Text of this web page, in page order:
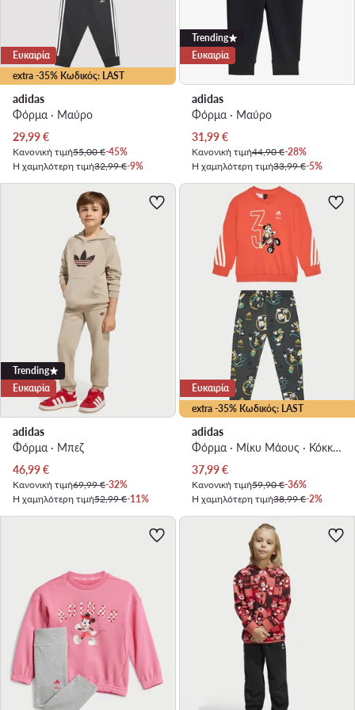
extra -35% Κωδικός: LAST
Ευκαιρία
adidas
Φόρμα · Μαύρο
Τρέχουσα τιμή
29,99€
Κανονική τιμή55,00 €-45%
Η χαμηλότερη τιμή32,99 €-9%
Trending
Ευκαιρία
adidas
Φόρμα · Μαύρο
Τρέχουσα τιμή
31,99€
Κανονική τιμή44,90 €-28%
Η χαμηλότερη τιμή33,99 €-5%
Trending
Ευκαιρία
adidas
Φόρμα · Μπεζ
Τρέχουσα τιμή
46,99€
Κανονική τιμή69,99 €-32%
Η χαμηλότερη τιμή52,99 €-11%
extra -35% Κωδικός: LAST
Ευκαιρία
adidas
Φόρμα · Μίκυ Μάους · Κόκκινο
Τρέχουσα τιμή
37,99€
Κανονική τιμή59,90 €-36%
Η χαμηλότερη τιμή38,99 €-2%